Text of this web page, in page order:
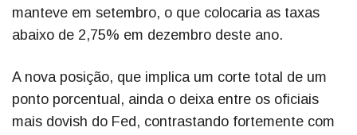
manteve em setembro, o que colocaria as taxas
abaixo de 2,75% em dezembro deste ano.
A nova posição, que implica um corte total de um
ponto porcentual, ainda o deixa entre os oficiais
mais dovish do Fed, contrastando fortemente com